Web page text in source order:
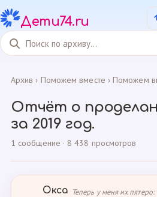
Дети74.ru
Архив › Поможем вместе › Поможем
Отчёт о
за 2019 год.
1 сообщение · 8 438 просмотров
Окса Теперь у меня их пятеро: